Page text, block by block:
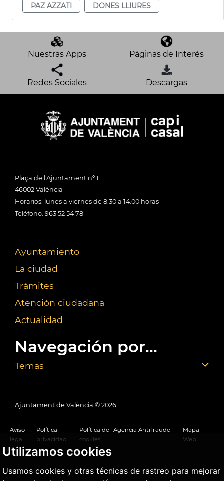
Utilizamos cookies
Usamos cookies y otras técnicas de rastreo para mejorar
PAZ AZZATI
DONES LLIURES
Nuestras Apps Páginas de Interés
Redes Sociales Descargas
Plaça de l'Ajuntament nº 1
46002 València
Horarios: lunes a viernes de 8:30 a 14:00 horas
Teléfono: 963 52 54 78
Ayuntamiento
La ciudad
Trámites
Atención ciudadana
Actualidad
Navegación por...
Temas
Ajuntament de València © 2026
Aviso
legal
Política
privacidad
Política de
cookies
Agencia Antifraude
Mapa
Web